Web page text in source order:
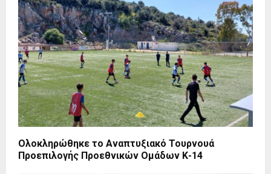
Ολοκληρώθηκε το Αναπτυξιακό Τουρνουά
Προεπιλογής Προεθνικών Ομάδων Κ-14